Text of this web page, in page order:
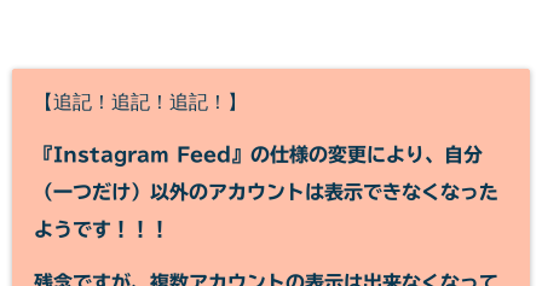
【追記！追記！追記！】
『Instagram Feed』の仕様の変更により、自分
（一つだけ）以外のアカウントは表示できなくなった
ようです！！！